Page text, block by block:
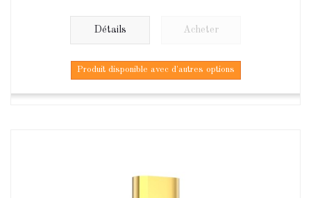
Détails Acheter
Produit disponible avec d'autres options